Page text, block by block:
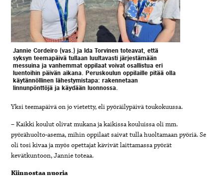
Jannie Cordeiro (vas.) ja Ida Torvinen toteavat, että
syksyn teemapäivä tullaan luultavasti järjestämään
messuina ja vanhemmat oppilaat voivat osallistua eri
luentoihin päivän aikana. Peruskoulun oppilaille pitää olla
käytännöllinen lähestymistapa: rakennetaan
linnunpönttöjä ja käydään luonnossa.
Yksi teemapäivä on jo vietetty, eli pyöräilypäivä toukokuussa.
– Kaikki koulut olivat mukana ja kaikissa kouluissa oli mm.
pyörähuolto-asema, mihin oppilaat saivat tulla huoltamaan pyöriä. Se
oli tosi kivaa ja myös opettajat kävivät laittamassa pyörät
kevätkuntoon, Jannie toteaa.
Kiinnostaa nuoria